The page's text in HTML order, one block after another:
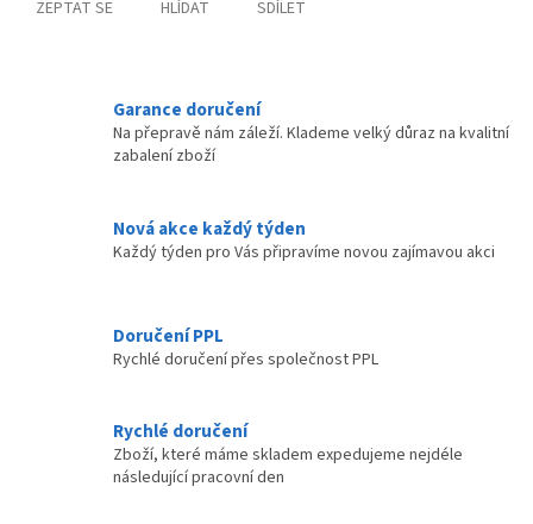
ZEPTAT SE HLÍDAT SDÍLET
Garance doručení
Na přepravě nám záleží. Klademe velký důraz na kvalitní
zabalení zboží
Nová akce každý týden
Každý týden pro Vás připravíme novou zajímavou akci
Doručení PPL
Rychlé doručení přes společnost PPL
Rychlé doručení
Zboží, které máme skladem expedujeme nejdéle
následující pracovní den